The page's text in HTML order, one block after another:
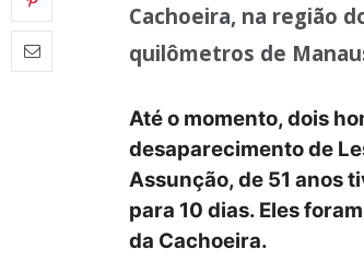
Cachoeira, na região
quilômetros de
Até o momento, dois
desaparecimento de
Assunção, de 51 anos
para 10 dias. Eles
da Cachoeira.